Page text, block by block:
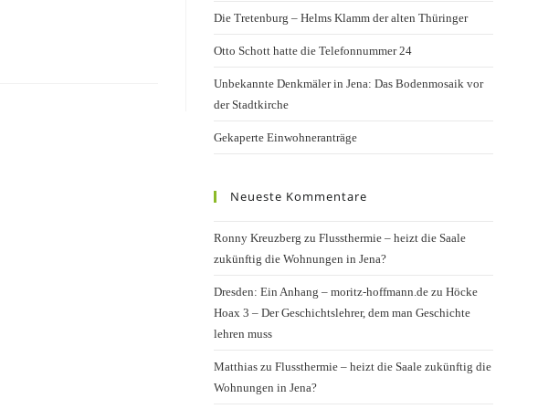
Die Tretenburg – Helms Klamm der alten Thüringer
Otto Schott hatte die Telefonnummer 24
Unbekannte Denkmäler in Jena: Das Bodenmosaik vor
der Stadtkirche
Gekaperte Einwohneranträge
Neueste Kommentare
Ronny Kreuzberg zu Flussthermie – heizt die Saale
zukünftig die Wohnungen in Jena?
Dresden: Ein Anhang – moritz-hoffmann.de zu Höcke
Hoax 3 – Der Geschichtslehrer, dem man Geschichte
lehren muss
Matthias zu Flussthermie – heizt die Saale zukünftig die
Wohnungen in Jena?